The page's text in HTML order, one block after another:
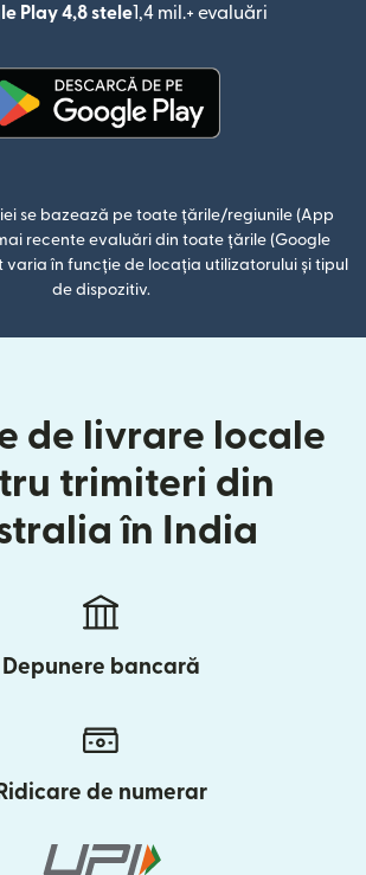
Play 4,8 stele1,4 mil.+ evaluări
(se
se bazează pe toate țările/regiunile (App
recente evaluări din toate țările (Google
varia în funcție de locația utilizatorului și tipul
de dispozitiv.
de livrare locale
trimiteri din
în India
Depunere bancară
Ridicare de numerar